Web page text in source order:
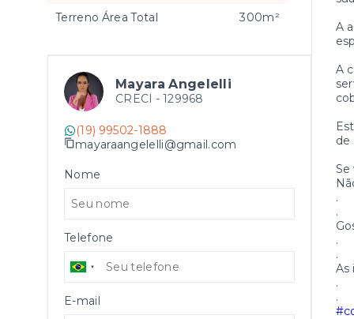
A
A
de
Se
.
.
.
.
As
.
.
Terreno Área Total 300m²
Mayara Angelelli
CRECI - 129968
(19) 99502-1888
mayaraangelelli@gmail.com
Nome
Telefone
E-mail